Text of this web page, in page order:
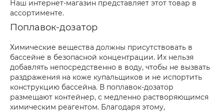
Наш интернет-магазин представляет этот товар в
ассортименте.
Поплавок-дозатор
Химические вещества должны присутствовать в
бассейне в безопасной концентрации. Их нельзя
добавлять непосредственно в воду, чтобы не вызвать
раздражения на коже купальщиков и не испортить
конструкцию бассейна. В поплавок-дозатор
размещают контейнер, с медленно растворяющимся
химическим реагентом. Благодаря этому,